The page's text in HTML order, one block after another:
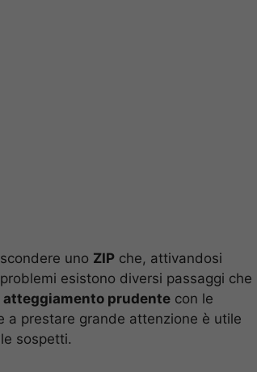
uno ZIP che, attivandosi
esistono diversi passaggi che
atteggiamento prudente con le
a prestare grande attenzione è utile
sospetti.